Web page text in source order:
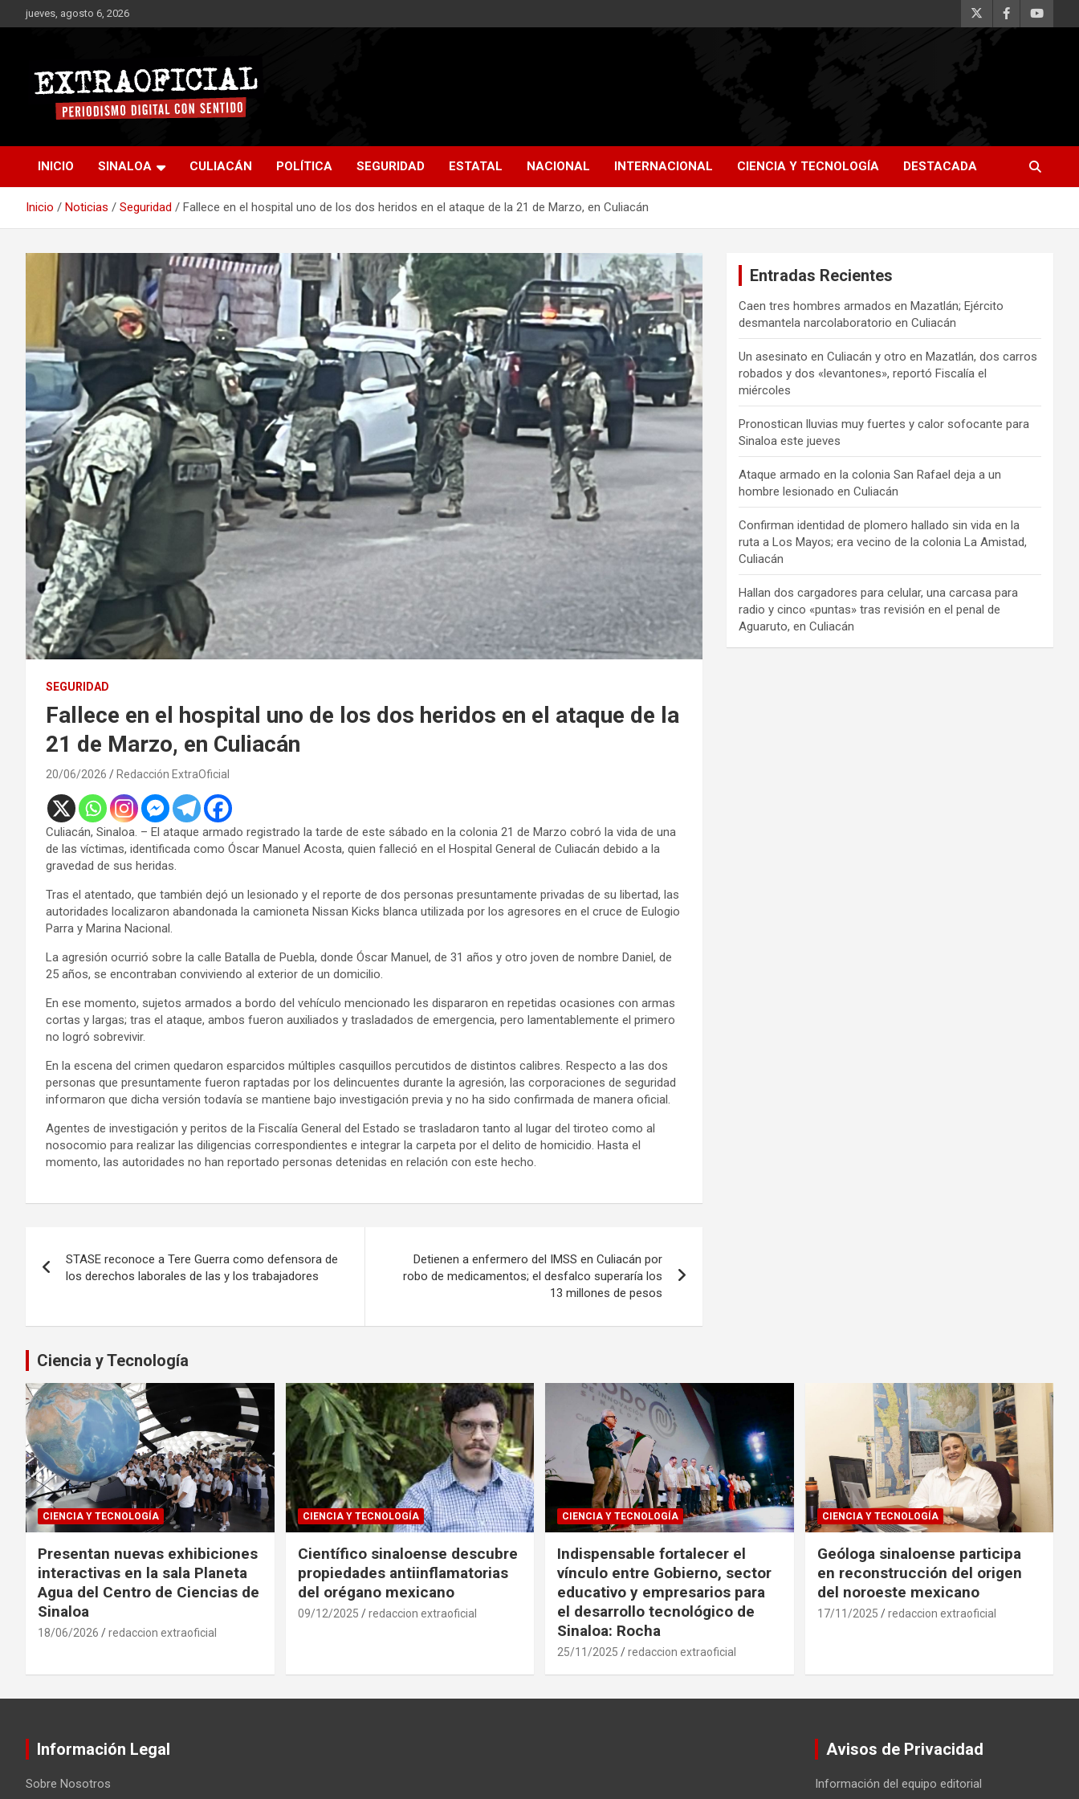
Saltar
al
jueves, agosto 6, 2026
Extraoficial
INICIO SINALOA CULIACÁN POLÍTICA SEGURIDAD ESTATAL NACIONAL INTERNACIONAL CIENCIA Y TECNOLOGÍA DESTACADA
Inicio Noticias Seguridad Fallece en el hospital uno de los dos heridos en el ataque de la 21 de Marzo, en Culiacán
SEGURIDAD
Fallece en el hospital uno de los dos heridos en el ataque de la
21 de Marzo, en Culiacán
20/06/2026 Redacción ExtraOficial
Culiacán, Sinaloa. – El ataque armado registrado la tarde de este sábado en la colonia 21 de Marzo cobró la vida de una
de las víctimas, identificada como Óscar Manuel Acosta, quien falleció en el Hospital General de Culiacán debido a la
gravedad de sus heridas.
Tras el atentado, que también dejó un lesionado y el reporte de dos personas presuntamente privadas de su libertad, las
autoridades localizaron abandonada la camioneta Nissan Kicks blanca utilizada por los agresores en el cruce de Eulogio
Parra y Marina Nacional.
La agresión ocurrió sobre la calle Batalla de Puebla, donde Óscar Manuel, de 31 años y otro joven de nombre Daniel, de
25 años, se encontraban conviviendo al exterior de un domicilio.
En ese momento, sujetos armados a bordo del vehículo mencionado les dispararon en repetidas ocasiones con armas
cortas y largas; tras el ataque, ambos fueron auxiliados y trasladados de emergencia, pero lamentablemente el primero
no logró sobrevivir.
En la escena del crimen quedaron esparcidos múltiples casquillos percutidos de distintos calibres. Respecto a las dos
personas que presuntamente fueron raptadas por los delincuentes durante la agresión, las corporaciones de seguridad
informaron que dicha versión todavía se mantiene bajo investigación previa y no ha sido confirmada de manera oficial.
Agentes de investigación y peritos de la Fiscalía General del Estado se trasladaron tanto al lugar del tiroteo como al
nosocomio para realizar las diligencias correspondientes e integrar la carpeta por el delito de homicidio. Hasta el
momento, las autoridades no han reportado personas detenidas en relación con este hecho.
de
STASE reconoce a Tere Guerra como defensora de
los derechos laborales de las y los trabajadores
Detienen a enfermero del IMSS en Culiacán por
robo de medicamentos; el desfalco superaría los
13 millones de pesos
Entradas Recientes
Caen tres hombres armados en Mazatlán; Ejército
desmantela narcolaboratorio en Culiacán
Un asesinato en Culiacán y otro en Mazatlán, dos carros
robados y dos «levantones», reportó Fiscalía el
miércoles
Pronostican lluvias muy fuertes y calor sofocante para
Sinaloa este jueves
Ataque armado en la colonia San Rafael deja a un
hombre lesionado en Culiacán
Confirman identidad de plomero hallado sin vida en la
ruta a Los Mayos; era vecino de la colonia La Amistad,
Culiacán
Hallan dos cargadores para celular, una carcasa para
radio y cinco «puntas» tras revisión en el penal de
Aguaruto, en Culiacán
Ciencia y Tecnología
CIENCIA Y TECNOLOGÍA
Presentan nuevas exhibiciones
interactivas en la sala Planeta
Agua del Centro de Ciencias de
Sinaloa
18/06/2026 redaccion extraoficial
CIENCIA Y TECNOLOGÍA
Científico sinaloense descubre
propiedades antiinflamatorias
del orégano mexicano
09/12/2025 redaccion extraoficial
CIENCIA Y TECNOLOGÍA
Indispensable fortalecer el
vínculo entre Gobierno, sector
educativo y empresarios para
el desarrollo tecnológico de
Sinaloa: Rocha
25/11/2025 redaccion extraoficial
CIENCIA Y TECNOLOGÍA
Geóloga sinaloense participa
en reconstrucción del origen
del noroeste mexicano
17/11/2025 redaccion extraoficial
Información Legal
Sobre Nosotros
Avisos de Privacidad
Información del equipo editorial